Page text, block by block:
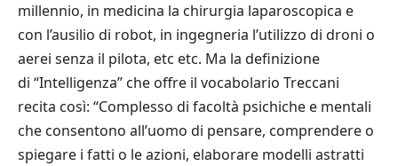
millennio, in medicina la chirurgia laparoscopica e
con l’ausilio di robot, in ingegneria l’utilizzo di droni o
aerei senza il pilota, etc etc. Ma la definizione
di “Intelligenza” che offre il vocabolario Treccani
recita così: “Complesso di facoltà psichiche e mentali
che consentono all’uomo di pensare, comprendere o
spiegare i fatti o le azioni, elaborare modelli astratti